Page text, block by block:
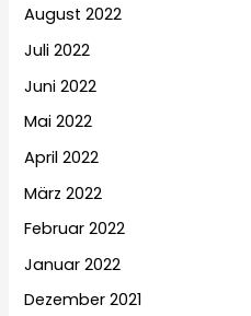
August 2022
Juli 2022
Juni 2022
Mai 2022
April 2022
März 2022
Februar 2022
Januar 2022
Dezember 2021